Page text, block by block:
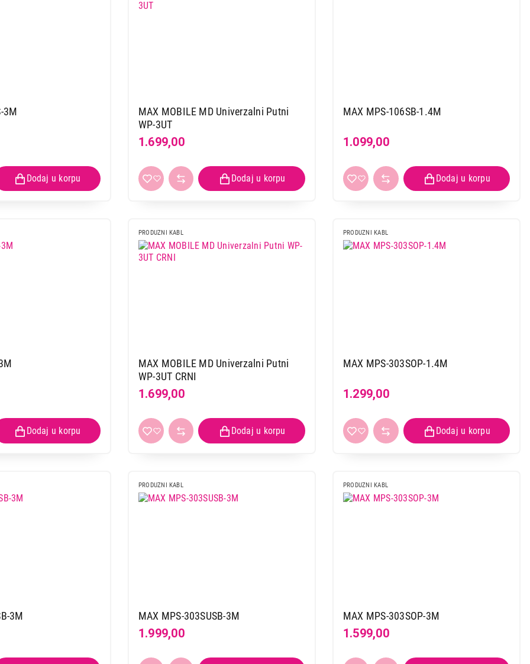
3M
MAX MOBILE MD Univerzalni Putni
WP-3UT
1.699,00
MAX MPS-106SB-1.4M
1.099,00
PRODUZNI KABL
MAX MOBILE MD Univerzalni Putni
WP-3UT CRNI
1.699,00
PRODUZNI KABL
MAX MPS-303SOP-1.4M
1.299,00
3M
PRODUZNI KABL
MAX MPS-303SUSB-3M
1.999,00
PRODUZNI KABL
MAX MPS-303SOP-3M
1.599,00